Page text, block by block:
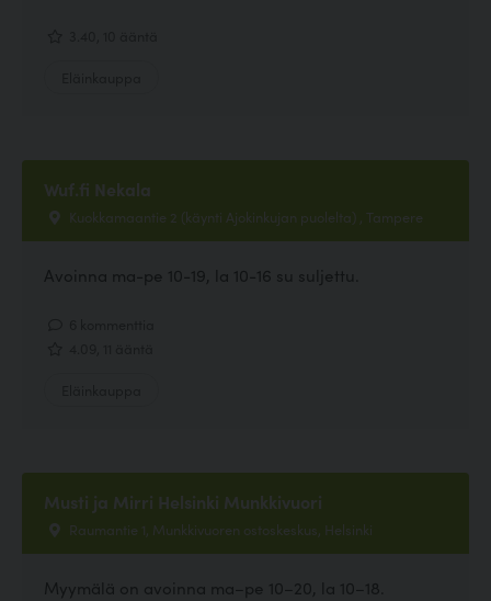
Wuf.fi Nekala
Kuokkamaantie 2 (käynti Ajokinkujan puolelta) , Tampere
Avoinna ma-pe 10-19, la 10-16 su suljettu.
Musti ja Mirri Helsinki Munkkivuori
Raumantie 1, Munkkivuoren ostoskeskus, Helsinki
Myymälä on avoinna ma–pe 10–20, la 10–18.